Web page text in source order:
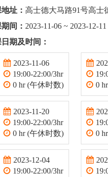
地址： 高士德大马路91号高士
期间： 2023-11-06 ~ 2023-12-11
日期及时间：
2023-11-06
19:00-22:00/3hr
0 hr (午休时数)
0
2023-11-20
19:00-22:00/3hr
0 hr (午休时数)
0
2023-12-04
19:00-22:00/3hr